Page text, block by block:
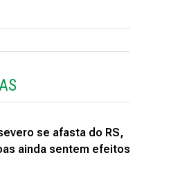
se afasta do RS,
ainda sentem efeitos